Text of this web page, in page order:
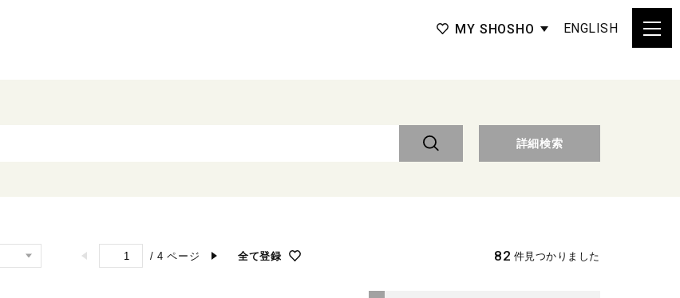
MY SHOSHO ENGLISH
詳細検索
/ 4 ページ 全て登録 82 件見つかりました